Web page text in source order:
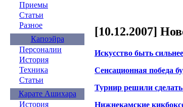
Приемы
Статьи
Разное
Капоэйра
Персоналии
История
Техника
Статьи
Карате Ашихара
История
[10.12.2007]
Искусство быть сильнее
Сенсационная победа
Турнир решили
Нижнекамские